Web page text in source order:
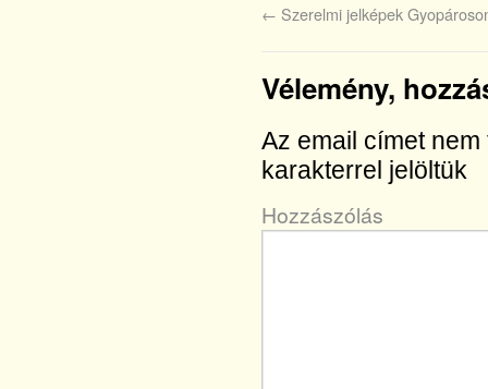
← Szerelmi jelképek
Vélemény,
Az email címet
karakterrel jelöltük
Hozzászólás